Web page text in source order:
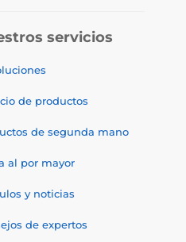
servicios
de productos
de segunda mano
al por mayor
y noticias
de expertos